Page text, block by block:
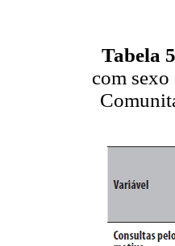
Tabela
com